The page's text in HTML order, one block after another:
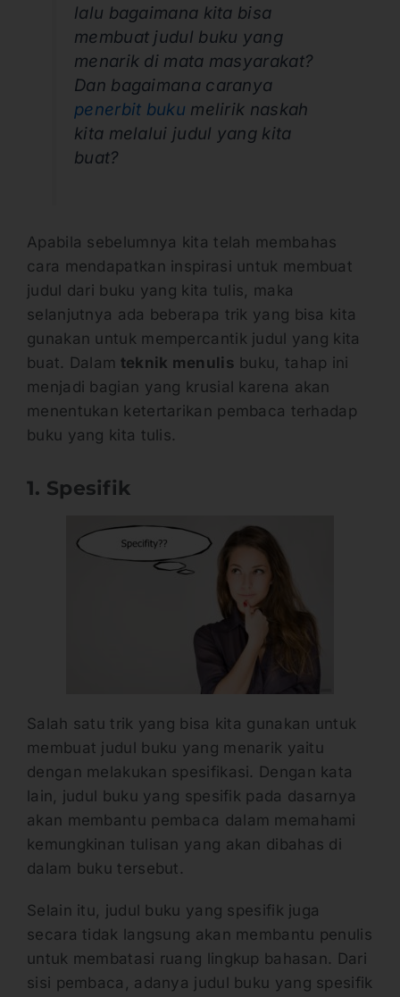
lalu bagaimana kita bisa
membuat judul buku yang
menarik di mata masyarakat?
Dan bagaimana caranya
penerbit buku melirik naskah
kita melalui judul yang kita
buat?
Apabila sebelumnya kita telah membahas
cara mendapatkan inspirasi untuk membuat
judul dari buku yang kita tulis, maka
selanjutnya ada beberapa trik yang bisa kita
gunakan untuk mempercantik judul yang kita
buat. Dalam teknik menulis buku, tahap ini
menjadi bagian yang krusial karena akan
menentukan ketertarikan pembaca terhadap
buku yang kita tulis.
1. Spesifik
Salah satu trik yang bisa kita gunakan untuk
membuat judul buku yang menarik yaitu
dengan melakukan spesifikasi. Dengan kata
lain, judul buku yang spesifik pada dasarnya
akan membantu pembaca dalam memahami
kemungkinan tulisan yang akan dibahas di
dalam buku tersebut.
Selain itu, judul buku yang spesifik juga
secara tidak langsung akan membantu penulis
untuk membatasi ruang lingkup bahasan. Dari
sisi pembaca, adanya judul buku yang spesifik